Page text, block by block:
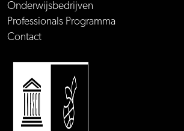
Onderwijsbedrijven
Professionals Programma
Contact